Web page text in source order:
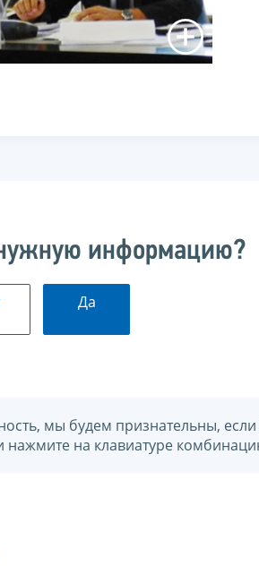
информацию?
Да
мы будем признательны,
на клавиатуре